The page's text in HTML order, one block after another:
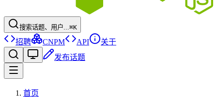
搜索话题、用户...⌘K
招聘 CNPM API
关于
发布话题
首页